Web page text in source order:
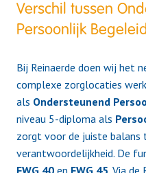
Verschil tussen
Persoonlijk
Bij Reinaerde doen wij het
complexe zorglocaties
als Ondersteunend
niveau 5-diploma als
zorgt voor de juiste balans
verantwoordelijkheid. De
FWG 40 en FWG 45. Via de